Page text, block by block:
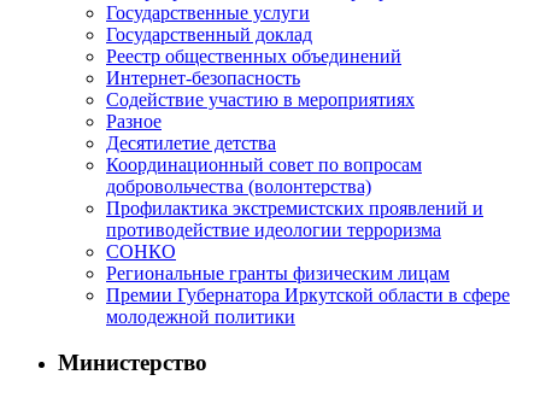
Государственные услуги
Государственный доклад
Реестр общественных объединений
Интернет-безопасность
Содействие участию в мероприятиях
Разное
Десятилетие детства
Координационный совет по вопросам
добровольчества (волонтерства)
Профилактика экстремистских проявлений и
противодействие идеологии терроризма
СОНКО
Региональные гранты физическим лицам
Премии Губернатора Иркутской области в сфере
молодежной политики
Министерство